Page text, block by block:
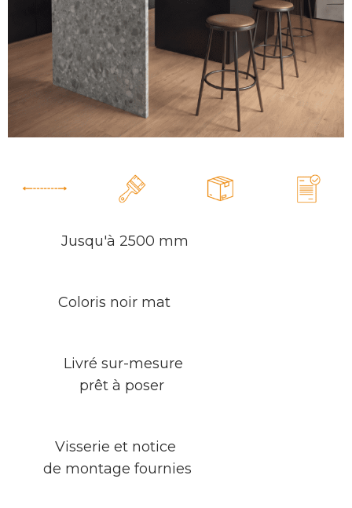
Jusqu'à 2500 mm
Coloris noir mat
Livré sur-mesure
prêt à poser
Visserie et notice
de montage fournies